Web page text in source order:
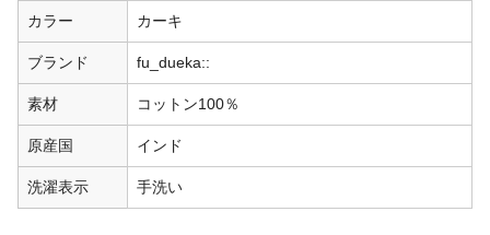
カラー カーキ
ブランド fu_dueka::
素材 コットン100％
原産国 インド
洗濯表示 手洗い